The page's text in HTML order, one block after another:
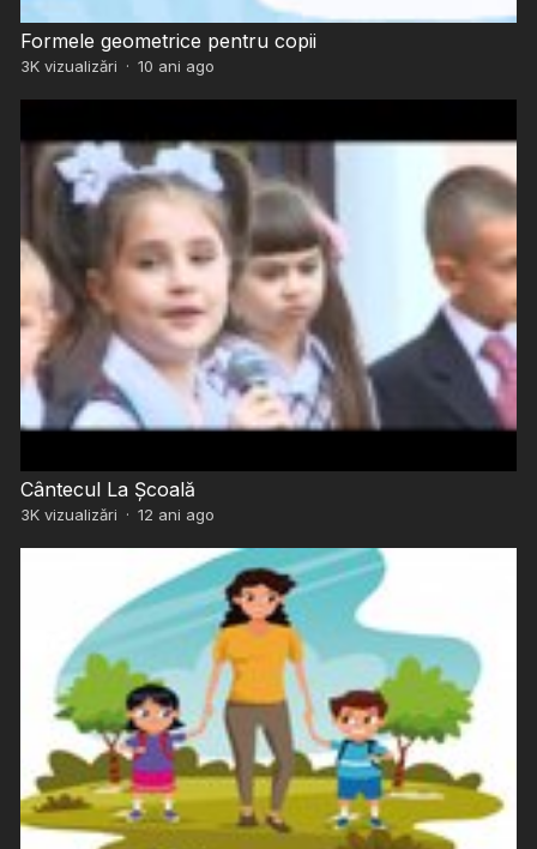
Formele geometrice pentru copii
3Kvizualizări · 10 ani ago
Cântecul La Școală
3Kvizualizări · 12 ani ago